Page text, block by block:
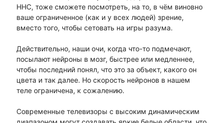
ННС, тоже сможете посмотреть, на то, в чём виновно
ваше ограниченное (как и у всех людей) зрение,
вместо того, чтобы сетовать на игры разума.
Действительно, наши очи, когда что-то подмечают,
посылают нейроны в мозг, быстрее или медленнее,
чтобы последний понял, что это за объект, какого он
цвета и так далее. Но скорость нейронов в нашем
теле ограничена, к сожалению.
Современные телевизоры с высоким динамическим